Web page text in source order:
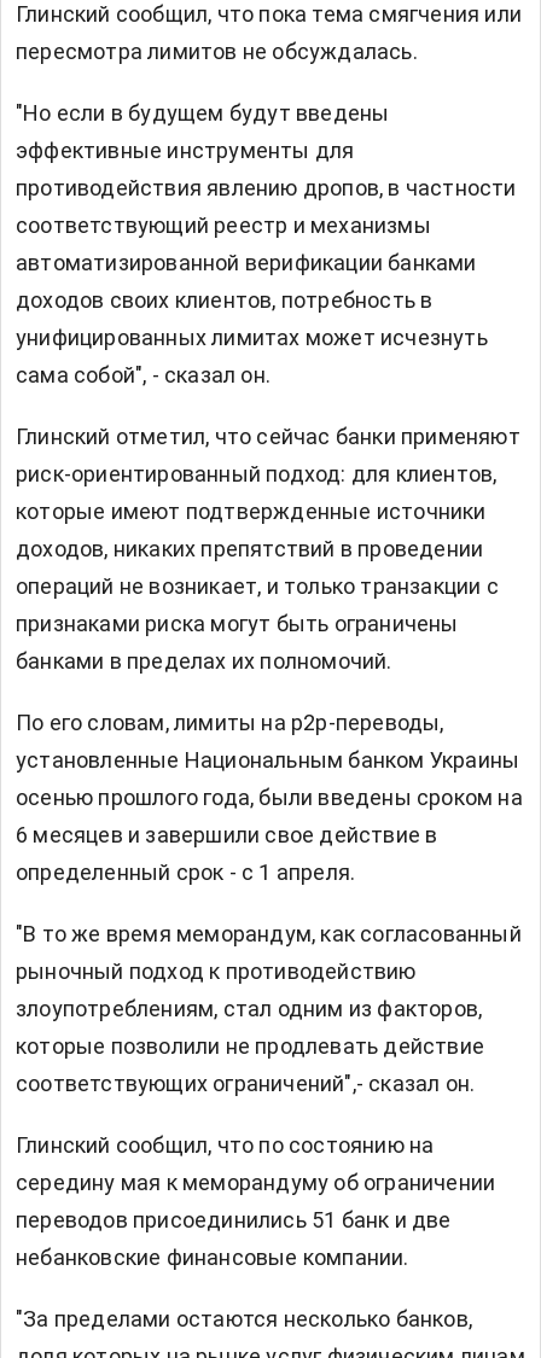
Глинский сообщил, что пока тема смягчения или
пересмотра лимитов не обсуждалась.
"Но если в будущем будут введены
эффективные инструменты для
противодействия явлению дропов, в частности
соответствующий реестр и механизмы
автоматизированной верификации банками
доходов своих клиентов, потребность в
унифицированных лимитах может исчезнуть
сама собой", - сказал он.
Глинский отметил, что сейчас банки применяют
риск-ориентированный подход: для клиентов,
которые имеют подтвержденные источники
доходов, никаких препятствий в проведении
операций не возникает, и только транзакции с
признаками риска могут быть ограничены
банками в пределах их полномочий.
По его словам, лимиты на p2p-переводы,
установленные Национальным банком Украины
осенью прошлого года, были введены сроком на
6 месяцев и завершили свое действие в
определенный срок - с 1 апреля.
"В то же время меморандум, как согласованный
рыночный подход к противодействию
злоупотреблениям, стал одним из факторов,
которые позволили не продлевать действие
соответствующих ограничений",- сказал он.
Глинский сообщил, что по состоянию на
середину мая к меморандуму об ограничении
переводов присоединились 51 банк и две
небанковские финансовые компании.
"За пределами остаются несколько банков,